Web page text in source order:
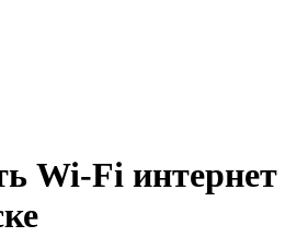
Wi-Fi интернет